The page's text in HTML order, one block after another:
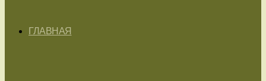
ГЛАВНАЯ